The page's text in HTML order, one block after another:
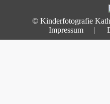
© Kinderfotografie
Impressum |